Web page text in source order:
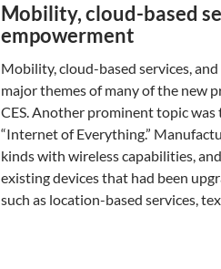
Mobility, cloud-based
empowerment
Mobility, cloud-based services,
major themes of many of the new
CES. Another prominent topic
“Internet of Everything.”
kinds with wireless capabilities,
existing devices that had been
such as location-based services,